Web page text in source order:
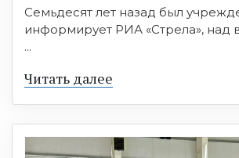
Семьдесят лет назад был
информирует РИА «Стрела», над
...
Читать далее